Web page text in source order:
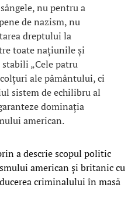
nu pentru a
de nazism, nu
dreptului la
toate națiunile și
„Cele patru
ale pământului, ci
sistem de echilibru al
dominația
american.
a descrie scopul politic
american și britanic cu
criminalului în masă